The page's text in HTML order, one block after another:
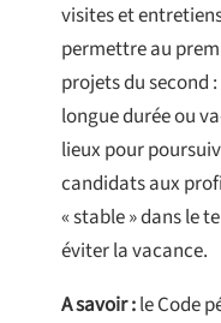
visites et
permettre au
projets du second
longue durée ou
lieux pour
candidats aux
« stable » dans le
éviter la vacance.
A savoir :le Code